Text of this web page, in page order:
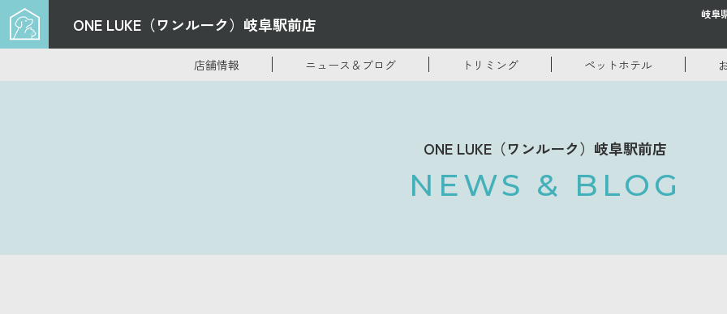
ONE LUKE（ワンルーク） 岐阜駅前店
岐阜
店舗情報 ニュース＆ブログ トリミング ペットホテル
ONE LUKE（ワンルーク）岐阜駅前店
NEWS & BLOG